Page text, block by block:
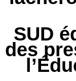
SUD
des